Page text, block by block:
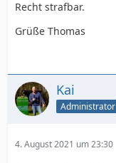
Recht strafbar.
Grüße Thomas
Kai
Administrator
4. August 2021 um 23:30